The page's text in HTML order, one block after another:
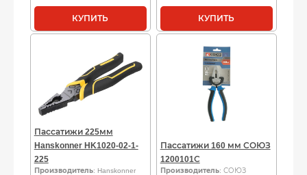
КУПИТЬ КУПИТЬ
Пассатижи 225мм
Hanskonner HK1020-02-1-
225
Производитель: Hanskonner
Пассатижи 160 мм СОЮЗ
1200101С
Производитель: СОЮЗ